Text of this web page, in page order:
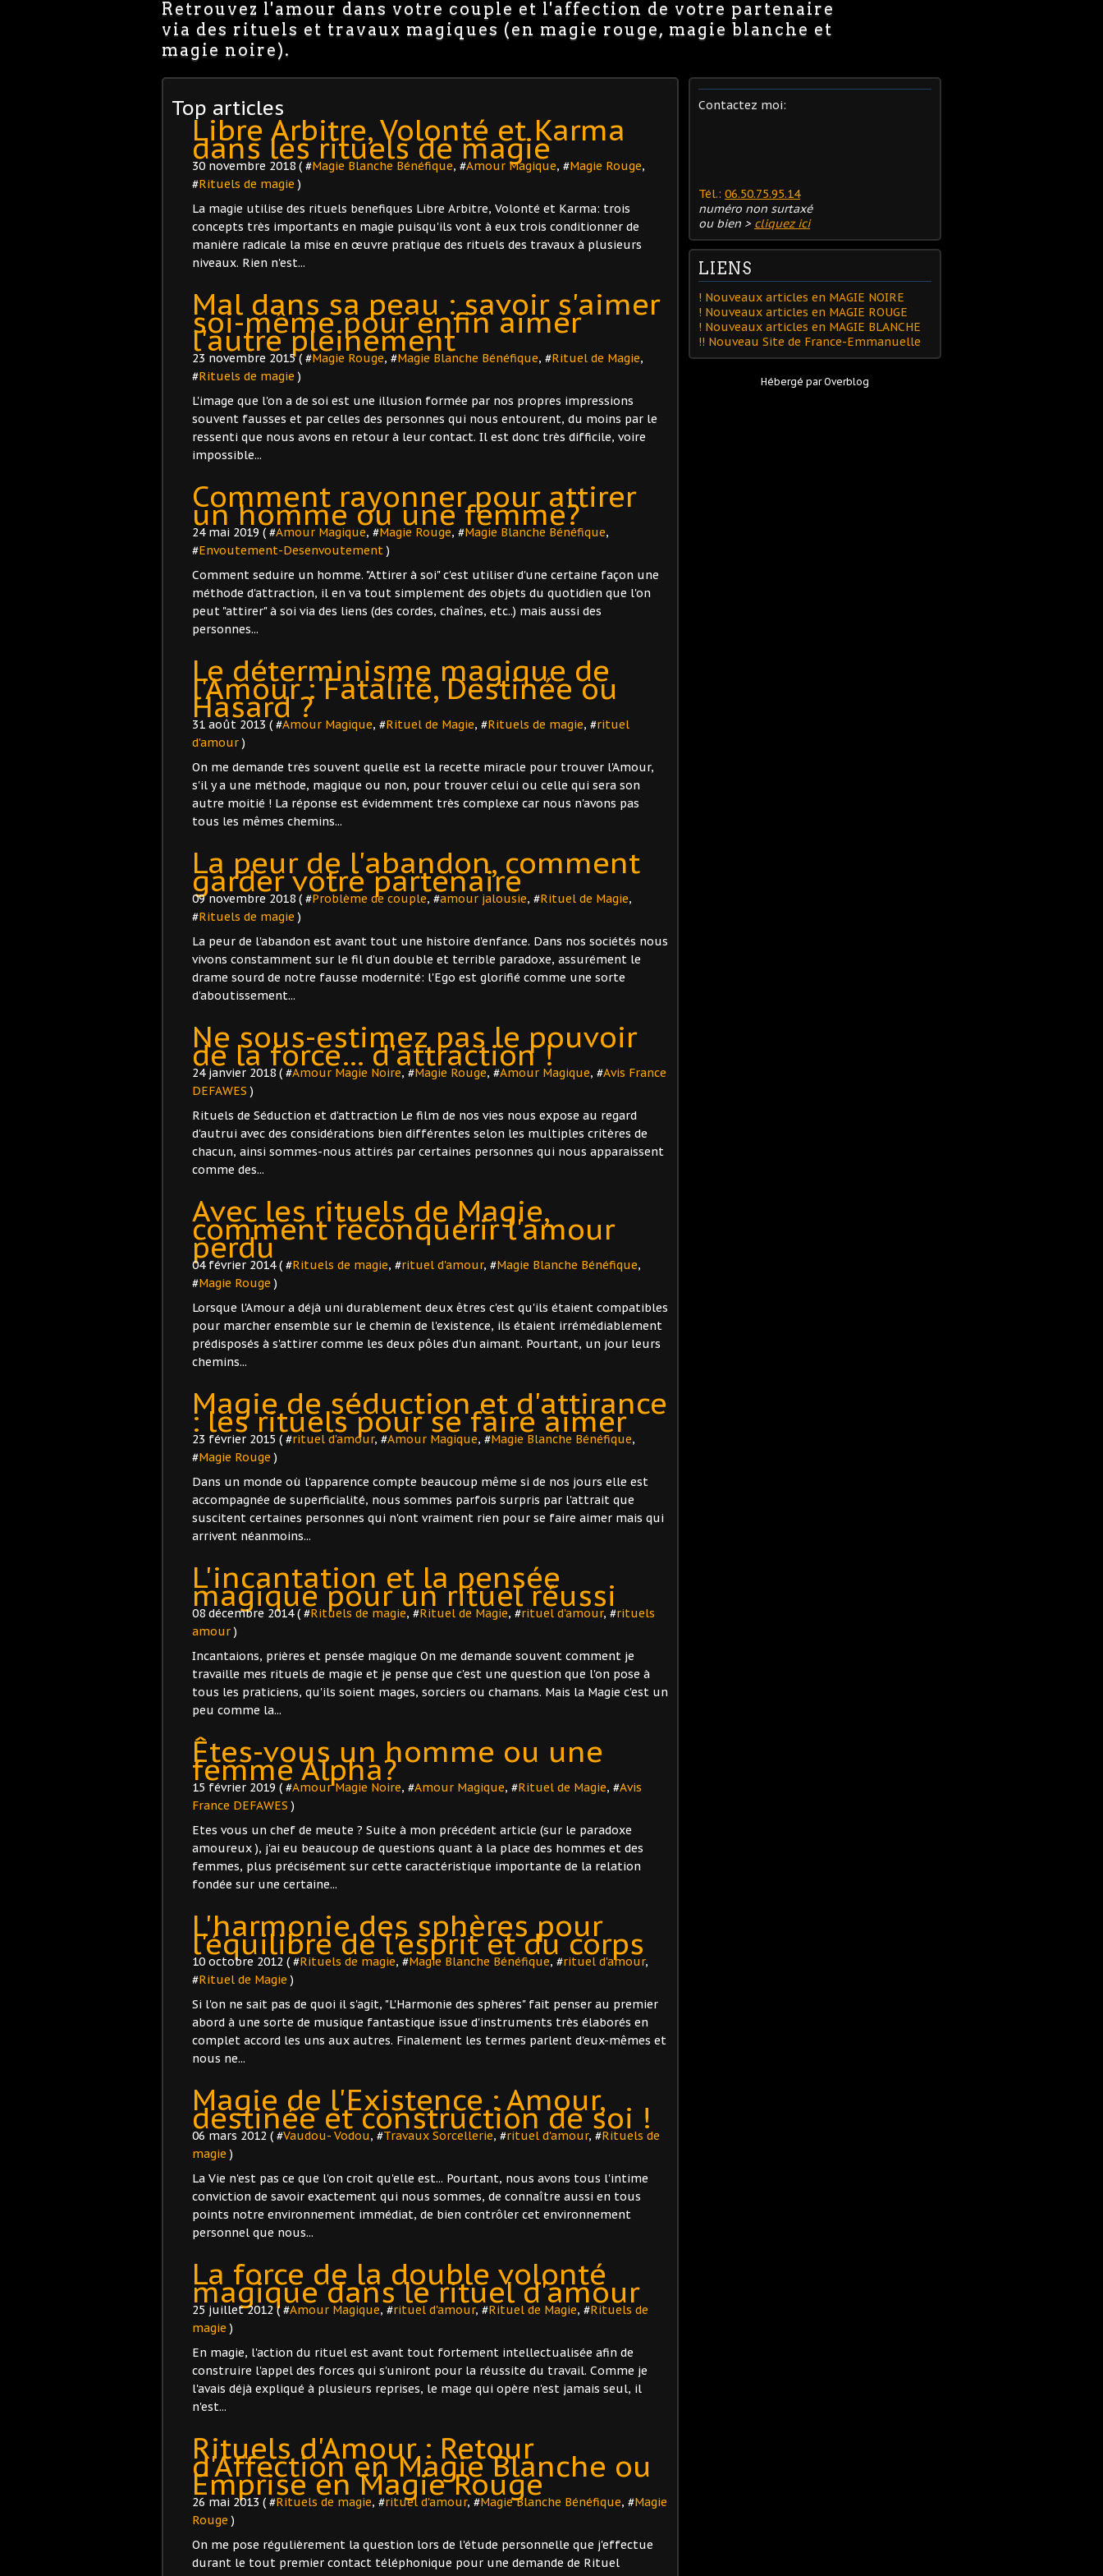
Retrouvez l'amour dans votre couple et l'affection de votre partenaire
via des rituels et travaux magiques (en magie rouge, magie blanche et
magie noire).
Top articles
Libre Arbitre, Volonté et Karma
dans les rituels de magie
30 novembre 2018 ( #Magie Blanche Bénéfique, #Amour Magique, #Magie Rouge,
#Rituels de magie )
La magie utilise des rituels benefiques Libre Arbitre, Volonté et Karma: trois
concepts très importants en magie puisqu'ils vont à eux trois conditionner de
manière radicale la mise en œuvre pratique des rituels des travaux à plusieurs
niveaux. Rien n'est...
Mal dans sa peau : savoir s'aimer
soi-même pour enfin aimer
l'autre pleinement
23 novembre 2015 ( #Magie Rouge, #Magie Blanche Bénéfique, #Rituel de Magie,
#Rituels de magie )
L'image que l'on a de soi est une illusion formée par nos propres impressions
souvent fausses et par celles des personnes qui nous entourent, du moins par le
ressenti que nous avons en retour à leur contact. Il est donc très difficile, voire
impossible...
Comment rayonner pour attirer
un homme ou une femme?
24 mai 2019 ( #Amour Magique, #Magie Rouge, #Magie Blanche Bénéfique,
#Envoutement-Desenvoutement)
Comment seduire un homme. "Attirer à soi" c'est utiliser d'une certaine façon une
méthode d'attraction, il en va tout simplement des objets du quotidien que l'on
peut "attirer" à soi via des liens (des cordes, chaînes, etc..) mais aussi des
personnes...
Le déterminisme magique de
l'Amour : Fatalité, Destinée ou
Hasard ?
31 août 2013 ( #Amour Magique, #Rituel de Magie, #Rituels de magie, #rituel
d'amour)
On me demande très souvent quelle est la recette miracle pour trouver l'Amour,
s'il y a une méthode, magique ou non, pour trouver celui ou celle qui sera son
autre moitié ! La réponse est évidemment très complexe car nous n'avons pas
tous les mêmes chemins...
La peur de l'abandon, comment
garder votre partenaire
09 novembre 2018 ( #Problème de couple, #amour jalousie, #Rituel de Magie,
#Rituels de magie )
La peur de l'abandon est avant tout une histoire d'enfance. Dans nos sociétés nous
vivons constamment sur le fil d'un double et terrible paradoxe, assurément le
drame sourd de notre fausse modernité: l'Ego est glorifié comme une sorte
d'aboutissement...
Ne sous-estimez pas le pouvoir
de la force… d'attraction !
24 janvier 2018 ( #Amour Magie Noire, #Magie Rouge, #Amour Magique, #Avis France
DEFAWES )
Rituels de Séduction et d’attraction Le film de nos vies nous expose au regard
d'autrui avec des considérations bien différentes selon les multiples critères de
chacun, ainsi sommes-nous attirés par certaines personnes qui nous apparaissent
comme des...
Avec les rituels de Magie,
comment reconquérir l'amour
perdu
04 février 2014 ( #Rituels de magie, #rituel d'amour, #Magie Blanche Bénéfique,
#Magie Rouge )
Lorsque l'Amour a déjà uni durablement deux êtres c'est qu'ils étaient compatibles
pour marcher ensemble sur le chemin de l'existence, ils étaient irrémédiablement
prédisposés à s'attirer comme les deux pôles d'un aimant. Pourtant, un jour leurs
chemins...
Magie de séduction et d'attirance
: les rituels pour se faire aimer
23 février 2015 ( #rituel d'amour, #Amour Magique, #Magie Blanche Bénéfique,
#Magie Rouge )
Dans un monde où l'apparence compte beaucoup même si de nos jours elle est
accompagnée de superficialité, nous sommes parfois surpris par l'attrait que
suscitent certaines personnes qui n'ont vraiment rien pour se faire aimer mais qui
arrivent néanmoins...
L'incantation et la pensée
magique pour un rituel réussi
08 décembre 2014 ( #Rituels de magie, #Rituel de Magie, #rituel d'amour, #rituels
amour)
Incantaions, prières et pensée magique On me demande souvent comment je
travaille mes rituels de magie et je pense que c'est une question que l'on pose à
tous les praticiens, qu'ils soient mages, sorciers ou chamans. Mais la Magie c'est un
peu comme la...
Êtes-vous un homme ou une
femme Alpha?
15 février 2019 ( #Amour Magie Noire, #Amour Magique, #Rituel de Magie, #Avis
France DEFAWES )
Etes vous un chef de meute ? Suite à mon précédent article (sur le paradoxe
amoureux ), j'ai eu beaucoup de questions quant à la place des hommes et des
femmes, plus précisément sur cette caractéristique importante de la relation
fondée sur une certaine...
L'harmonie des sphères pour
l'équilibre de l'esprit et du corps
10 octobre 2012 ( #Rituels de magie, #Magie Blanche Bénéfique, #rituel d'amour,
#Rituel de Magie )
Si l'on ne sait pas de quoi il s'agit, "L'Harmonie des sphères" fait penser au premier
abord à une sorte de musique fantastique issue d'instruments très élaborés en
complet accord les uns aux autres. Finalement les termes parlent d'eux-mêmes et
nous ne...
Magie de l'Existence : Amour,
destinée et construction de soi !
06 mars 2012 ( #Vaudou- Vodou, #Travaux Sorcellerie, #rituel d'amour, #Rituels de
magie )
La Vie n'est pas ce que l'on croit qu'elle est... Pourtant, nous avons tous l'intime
conviction de savoir exactement qui nous sommes, de connaître aussi en tous
points notre environnement immédiat, de bien contrôler cet environnement
personnel que nous...
La force de la double volonté
magique dans le rituel d'amour
25 juillet 2012 ( #Amour Magique, #rituel d'amour, #Rituel de Magie, #Rituels de
magie )
En magie, l'action du rituel est avant tout fortement intellectualisée afin de
construire l'appel des forces qui s'uniront pour la réussite du travail. Comme je
l'avais déjà expliqué à plusieurs reprises, le mage qui opère n'est jamais seul, il
n'est...
Rituels d'Amour : Retour
d'Affection en Magie Blanche ou
Emprise en Magie Rouge
26 mai 2013 ( #Rituels de magie, #rituel d'amour, #Magie Blanche Bénéfique, #Magie
Rouge )
On me pose régulièrement la question lors de l'étude personnelle que j'effectue
durant le tout premier contact téléphonique pour une demande de Rituel
Contactez moi:
Tél.: 06.50.75.95.14
numéro non surtaxé
ou bien > cliquez ici
LIENS
! Nouveaux articles en MAGIE NOIRE
! Nouveaux articles en MAGIE ROUGE
! Nouveaux articles en MAGIE BLANCHE
!! Nouveau Site de France-Emmanuelle
Hébergé parOverblog